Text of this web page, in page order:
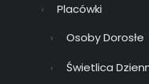
Placówki
Osoby Dorosłe
Świetlica